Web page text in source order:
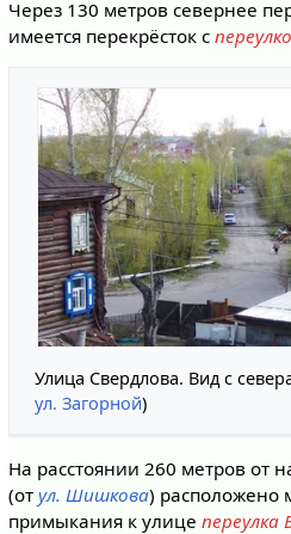
Через 130 метров севернее
имеется перекрёсток с
Улица Свердлова. Вид с
ул. Загорной)
На расстоянии 260 метров от
(от ул. Шишкова) расположено
примыкания к улице переулка